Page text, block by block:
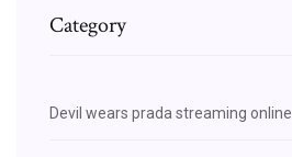
Category
Devil wears prada streaming online